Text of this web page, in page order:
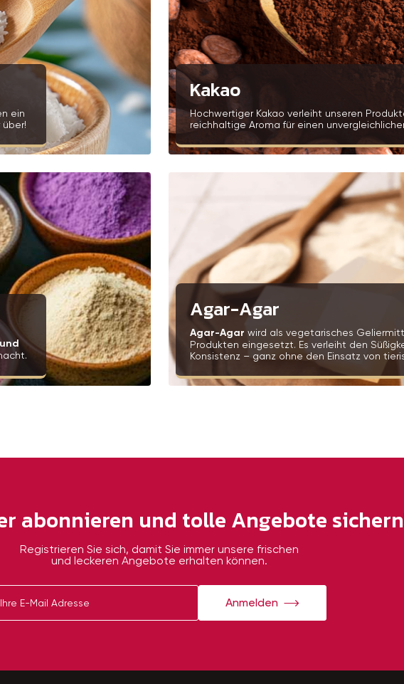
ein
Kakao
Hochwertiger Kakao verleiht unseren
reichhaltige Aroma für einen
Agar-Agar
Agar-Agar wird als vegetarisches
Produkten eingesetzt. Es verleiht den
Konsistenz – ganz ohne den Einsatz von
abonnieren und tolle Angebote
Registrieren Sie sich, damit Sie immer unsere frischen
und leckeren Angebote erhalten können.
Anmelden